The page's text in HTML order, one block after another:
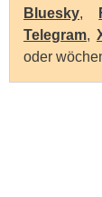
Bluesky,
Telegram,
oder